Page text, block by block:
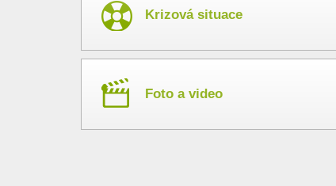
Krizová situace
Foto a video